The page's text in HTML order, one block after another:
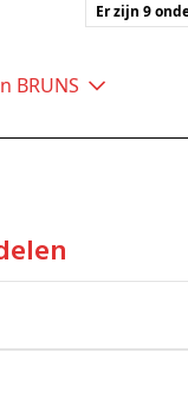
Er zijn 9
BRUNS